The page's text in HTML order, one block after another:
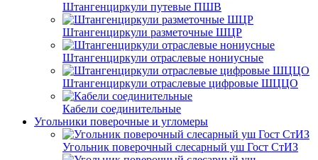
Штангенциркули путевые ПШВ
Штангенциркули разметочные ШЦР
Штангенциркули отраслевые нониусные
Штангенциркули отраслевые цифровые ШЦЦО
Кабели соединительные
Угольники поверочные и угломеры
Угольник поверочный слесарный уш Гост СтИЗ